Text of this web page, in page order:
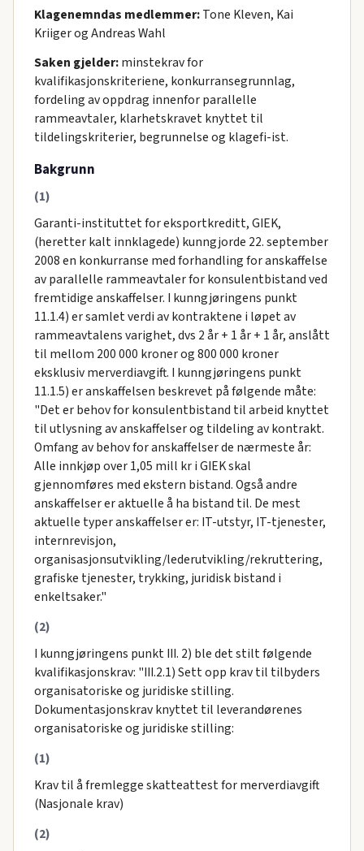
Klagenemndas medlemmer:Tone Kleven, Kai
Kriiger og Andreas Wahl
Saken gjelder:minstekrav for
kvalifikasjonskriteriene, konkurransegrunnlag,
fordeling av oppdrag innenfor parallelle
rammeavtaler, klarhetskravet knyttet til
tildelingskriterier, begrunnelse og klagefi-ist.
Bakgrunn
(1)
Garanti-instituttet for eksportkreditt, GIEK,
(heretter kalt innklagede) kunngjorde 22. september
2008 en konkurranse med forhandling for anskaffelse
av parallelle rammeavtaler for konsulentbistand ved
fremtidige anskaffelser. I kunngjøringens punkt
11.1.4) er samlet verdi av kontraktene i løpet av
rammeavtalens varighet, dvs 2 år + 1 år + 1 år, anslått
til mellom 200 000 kroner og 800 000 kroner
eksklusiv merverdiavgift. I kunngjøringens punkt
11.1.5) er anskaffelsen beskrevet på følgende måte:
"Det er behov for konsulentbistand til arbeid knyttet
til utlysning av anskaffelser og tildeling av kontrakt.
Omfang av behov for anskaffelser de nærmeste år:
Alle innkjøp over 1,05 mill kr i GIEK skal
gjennomføres med ekstern bistand. Også andre
anskaffelser er aktuelle å ha bistand til. De mest
aktuelle typer anskaffelser er: IT-utstyr, IT-tjenester,
internrevisjon,
organisasjonsutvikling/lederutvikling/rekruttering,
grafiske tjenester, trykking, juridisk bistand i
enkeltsaker."
(2)
I kunngjøringens punkt III. 2) ble det stilt følgende
kvalifikasjonskrav: "III.2.1) Sett opp krav til tilbyders
organisatoriske og juridiske stilling.
Dokumentasjonskrav knyttet til leverandørenes
organisatoriske og juridiske stilling:
(1)
Krav til å fremlegge skatteattest for merverdiavgift
(Nasjonale krav)
(2)